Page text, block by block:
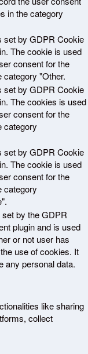
in the category
set by GDPR Cookie
The cookie is used
consent for the
category "Other.
set by GDPR Cookie
The cookies is used
consent for the
category
set by GDPR Cookie
The cookie is used
consent for the
category
by the GDPR
plugin and is used
or not user has
use of cookies. It
any personal data.
like sharing
collect